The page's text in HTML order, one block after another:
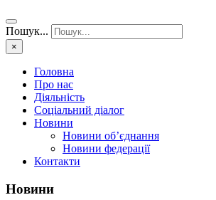
Пошук...
×
Головна
Про нас
Діяльність
Соціальний діалог
Новини
Новини об’єднання
Новини федерації
Контакти
Новини